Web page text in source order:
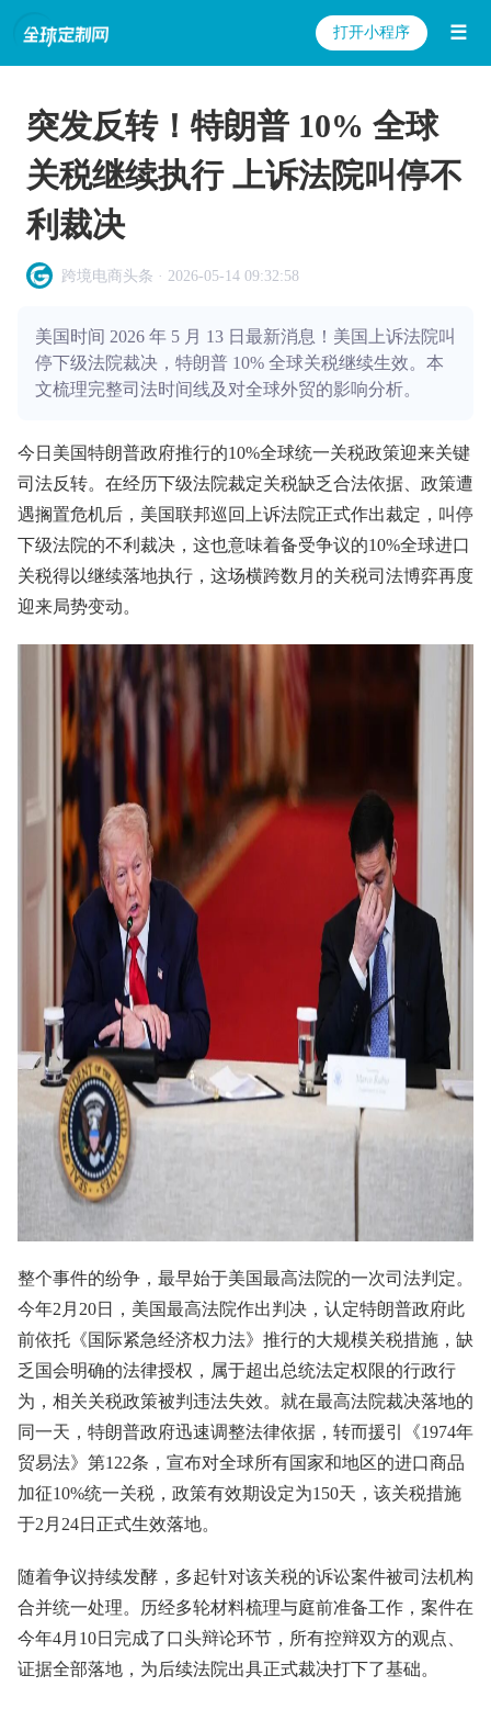
打开小程序 ☰
突发反转！特朗普 10% 全球
关税继续执行 上诉法院叫停不
利裁决
跨境电商头条 · 2026-05-14 09:32:58
美国时间 2026 年 5 月 13 日最新消息！美国上诉法院叫
停下级法院裁决，特朗普 10% 全球关税继续生效。本
文梳理完整司法时间线及对全球外贸的影响分析。
今日美国特朗普政府推行的10%全球统一关税政策迎来关键
司法反转。在经历下级法院裁定关税缺乏合法依据、政策遭
遇搁置危机后，美国联邦巡回上诉法院正式作出裁定，叫停
下级法院的不利裁决，这也意味着备受争议的10%全球进口
关税得以继续落地执行，这场横跨数月的关税司法博弈再度
迎来局势变动。
整个事件的纷争，最早始于美国最高法院的一次司法判定。
今年2月20日，美国最高法院作出判决，认定特朗普政府此
前依托《国际紧急经济权力法》推行的大规模关税措施，缺
乏国会明确的法律授权，属于超出总统法定权限的行政行
为，相关关税政策被判违法失效。就在最高法院裁决落地的
同一天，特朗普政府迅速调整法律依据，转而援引《1974年
贸易法》第122条，宣布对全球所有国家和地区的进口商品
加征10%统一关税，政策有效期设定为150天，该关税措施
于2月24日正式生效落地。
随着争议持续发酵，多起针对该关税的诉讼案件被司法机构
合并统一处理。历经多轮材料梳理与庭前准备工作，案件在
今年4月10日完成了口头辩论环节，所有控辩双方的观点、
证据全部落地，为后续法院出具正式裁决打下了基础。